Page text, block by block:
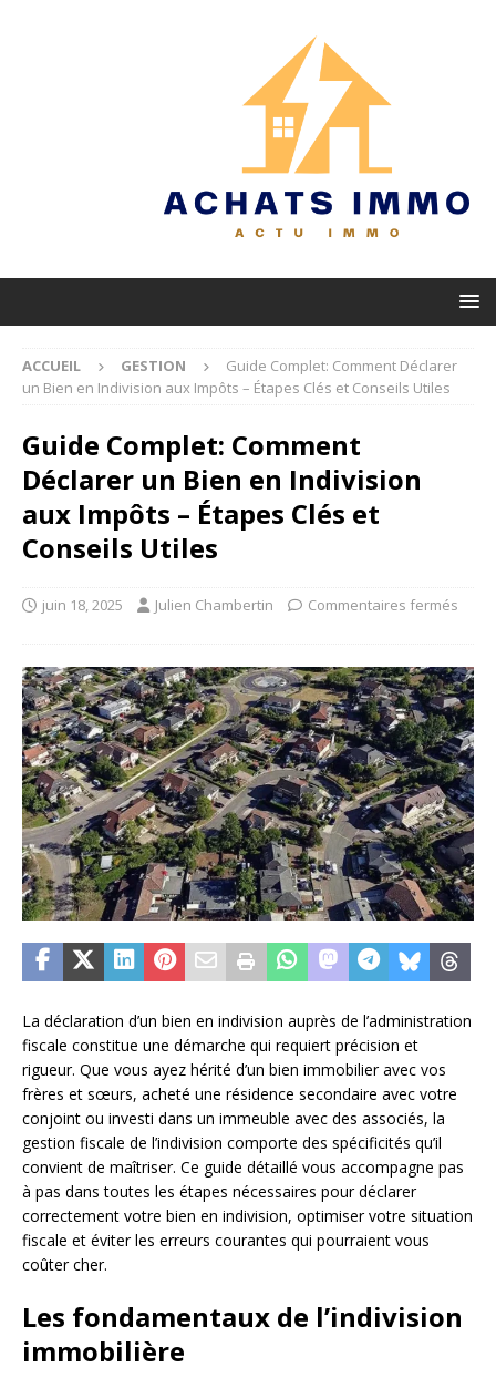
ACCUEIL GESTION
Guide Complet: Comment Déclarer
un Bien en Indivision aux Impôts – Étapes Clés et Conseils Utiles
Guide Complet: Comment
Déclarer un Bien en Indivision
aux Impôts – Étapes Clés et
Conseils Utiles
juin 18, 2025 Julien Chambertin Commentaires fermés
La déclaration d’un bien en indivision auprès de l’administration
fiscale constitue une démarche qui requiert précision et
rigueur. Que vous ayez hérité d’un bien immobilier avec vos
frères et sœurs, acheté une résidence secondaire avec votre
conjoint ou investi dans un immeuble avec des associés, la
gestion fiscale de l’indivision comporte des spécificités qu’il
convient de maîtriser. Ce guide détaillé vous accompagne pas
à pas dans toutes les étapes nécessaires pour déclarer
correctement votre bien en indivision, optimiser votre situation
fiscale et éviter les erreurs courantes qui pourraient vous
coûter cher.
Les fondamentaux de l’indivision
immobilière